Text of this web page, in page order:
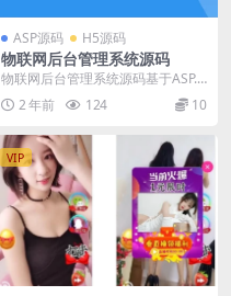
ASP源码 H5源码
物联网后台管理系统源码
物联网后台管理系统源码基于ASP.N
ET内核，提供卓越的性能和功能。
此外，我们...
2 年前 124 10
VIP